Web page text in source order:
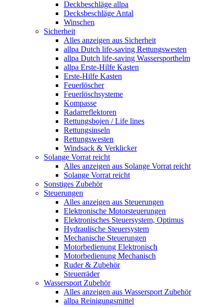
Deckbeschläge allpa
Decksbeschläge Antal
Winschen
Sicherheit
Alles anzeigen aus Sicherheit
allpa Dutch life-saving Rettungswesten
allpa Dutch life-saving Wassersporthelm
allpa Erste-Hilfe Kasten
Erste-Hilfe Kasten
Feuerlöscher
Feuerlöschsysteme
Kompasse
Radarreflektoren
Rettungsbojen / Life lines
Rettungsinseln
Rettungswesten
Windsack & Verklicker
Solange Vorrat reicht
Alles anzeigen aus Solange Vorrat reicht
Solange Vorrat reicht
Sonstiges Zubehör
Steuerungen
Alles anzeigen aus Steuerungen
Elektronische Motorsteuerungen
Elektronisches Steuersystem, Optimus
Hydraulische Steuersystem
Mechanische Steuerungen
Motorbedienung Elektronisch
Motorbedienung Mechanisch
Ruder & Zubehör
Steuerräder
Wassersport Zubehör
Alles anzeigen aus Wassersport Zubehör
allpa Reinigungsmittel